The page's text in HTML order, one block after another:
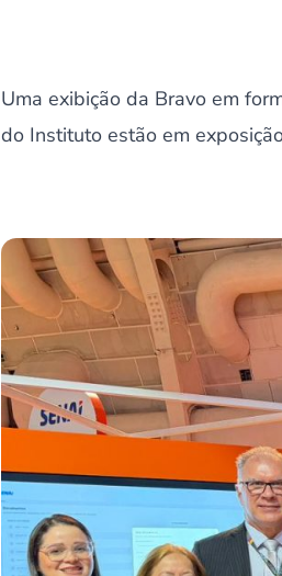
Uma exibição da Bravo em
do Instituto estão em